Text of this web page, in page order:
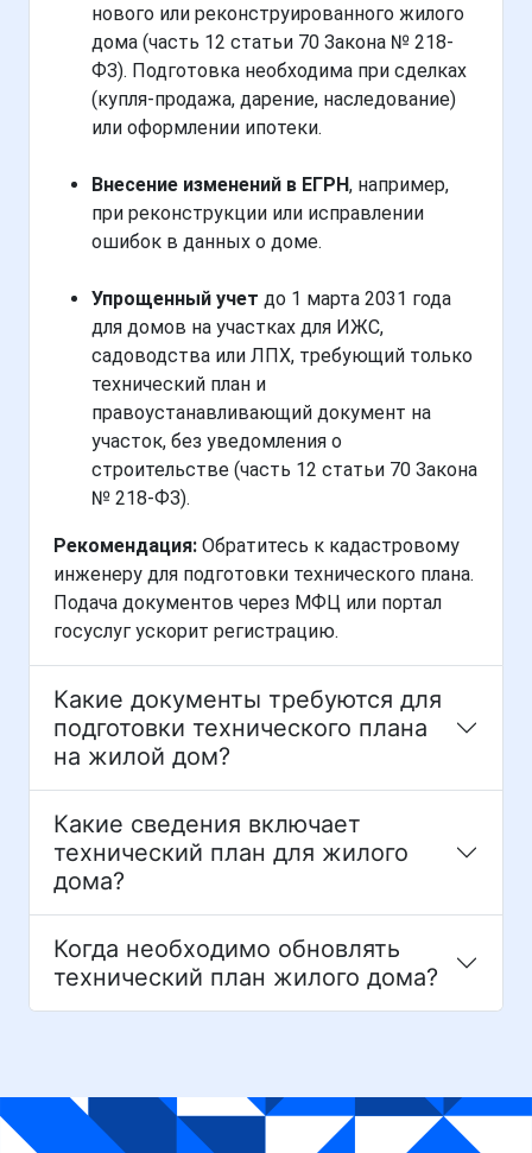
нового или реконструированного жилого
дома (часть 12 статьи 70 Закона № 218-
ФЗ). Подготовка необходима при сделках
(купля-продажа, дарение, наследование)
или оформлении ипотеки.
Внесение изменений в ЕГРН, например,
при реконструкции или исправлении
ошибок в данных о доме.
Упрощенный учет до 1 марта 2031 года
для домов на участках для ИЖС,
садоводства или ЛПХ, требующий только
технический план и
правоустанавливающий документ на
участок, без уведомления о
строительстве (часть 12 статьи 70 Закона
№ 218-ФЗ).
Рекомендация: Обратитесь к кадастровому
инженеру для подготовки технического плана.
Подача документов через МФЦ или портал
госуслуг ускорит регистрацию.
Какие документы требуются для
подготовки технического плана
на жилой дом?
Какие сведения включает
технический план для жилого
дома?
Когда необходимо обновлять
технический план жилого дома?